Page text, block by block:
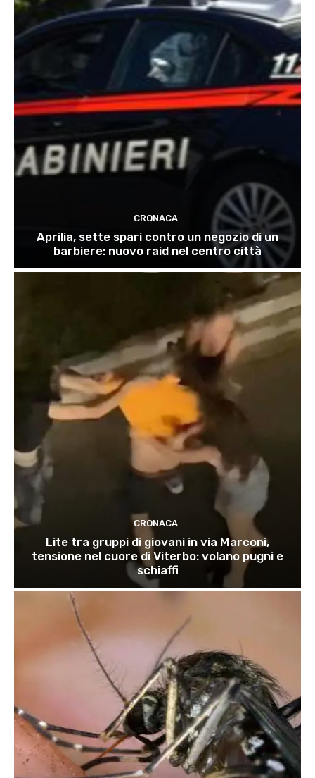
CRONACA
Aprilia, sette spari contro un negozio di un
barbiere: nuovo raid nel centro città
CRONACA
Lite tra gruppi di giovani in via Marconi,
tensione nel cuore di Viterbo: volano pugni e
schiaffi